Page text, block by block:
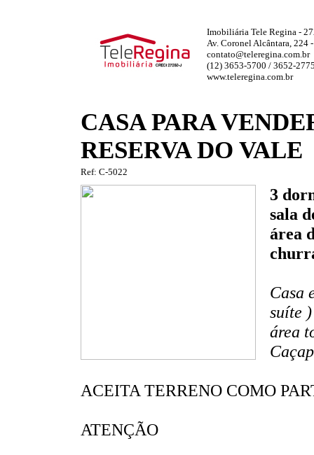
Imobiliária Tele Regina -
Av. Coronel Alcântara, 224
contato@teleregina.com.br
(12) 3653-5700 / 3652-
www.teleregina.com.br
CASA PARA
RESERVA DO VALE
Ref: C-5022
3
sala
área
Casa
suíte
área
ACEITA TERRENO COMO
ATENÇÃO